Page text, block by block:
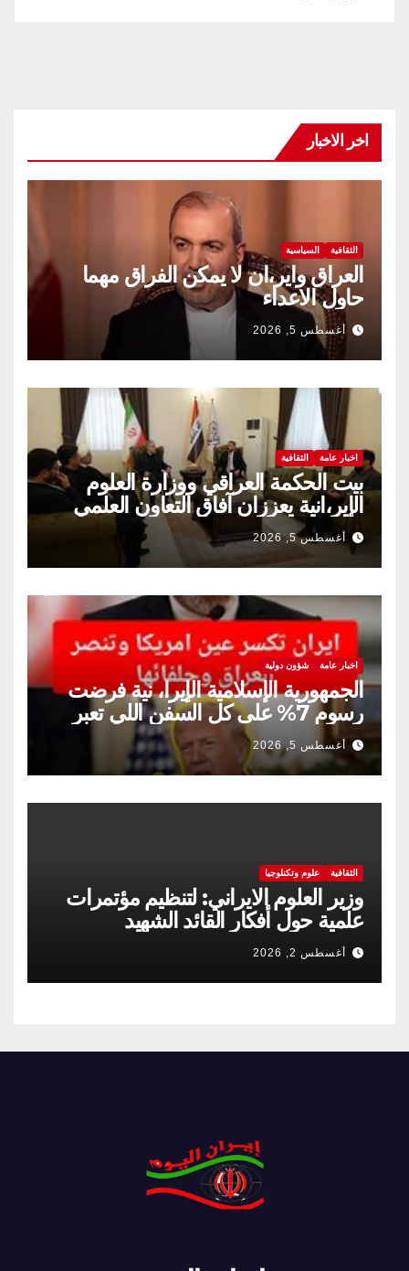
اخر الاخبار
الثقافية السياسية
العراق واير،ان لا يمكن الفراق مهما
حاول الاعداء
أغسطس 5, 2026
اخبار عامة الثقافية
بيت الحكمة العراقي ووزارة العلوم
الإير،انية يعززان آفاق التعاون العلمي
والثقافي.
أغسطس 5, 2026
اخبار عامة شؤون دولية
الجمهورية الإسلامية الإيرا، نية فرضت
رسوم 7% على كل السفن اللي تعبر
مضيق هرمز
أغسطس 5, 2026
الثقافية علوم وتكنلوجيا
وزير العلوم الايراني: لتنظيم مؤتمرات
علمية حول أفكار القائد الشهيد
أغسطس 2, 2026